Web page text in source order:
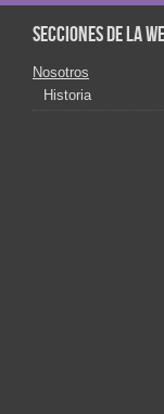
Secciones de la
Nosotros
Historia